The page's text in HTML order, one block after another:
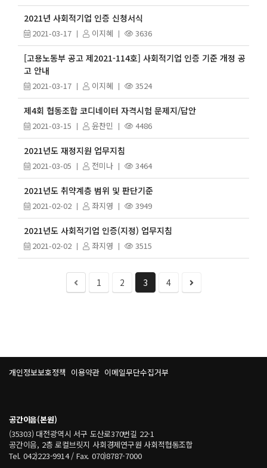
2021년 사회적기업 인증 신청서식
2021-03-17 이지혜 3636
[고용노동부 공고 제2021-114호] 사회적기업 인증 기준 개정 공
고 안내
2021-03-17 이지혜 3524
제4회 협동조합 코디네이터 자격시험 문제지/답안
2021-03-15 윤찬민 4486
2021년도 재정지원 업무지침
2021-03-05 전미나 3464
2021년도 취약계층 범위 및 판단기준
2021-02-02 좌지영 3949
2021년도 사회적기업 인증(지정) 업무지침
2021-02-02 좌지영 3515
1 2 3 4
개인정보보호정책 이용약관 이메일무단수집거부
공간이음(본원)
(35303) 대전광역시 서구 도산로370번길 22-1
공간이음, 2층 로컬브릿지 사회경제연구원 사회적협동조합
Tel. 042)223-9914 / Fax. 070)8787-7000